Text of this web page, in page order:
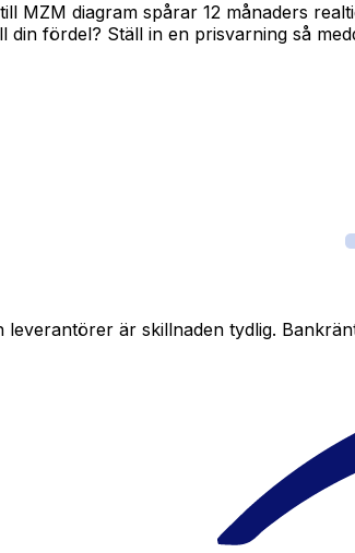
MZM diagram spårar 12 månaders
fördel? Ställ in en prisvarning så
är skillnaden tydlig.